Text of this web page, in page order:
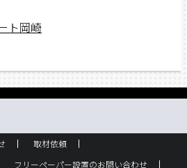
ト岡崎
取材依頼
フリーペーパー設置のお問い合わせ